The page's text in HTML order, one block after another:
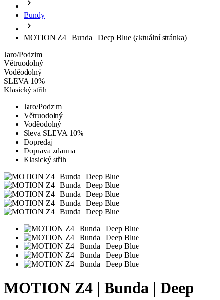
Bundy
MOTION Z4 | Bunda | Deep Blue (aktuální stránka)
Jaro/Podzim
Větruodolný
Voděodolný
SLEVA 10%
Klasický střih
Jaro/Podzim
Větruodolný
Voděodolný
Sleva SLEVA 10%
Dopredaj
Doprava zdarma
Klasický střih
MOTION Z4 | Bunda | Deep